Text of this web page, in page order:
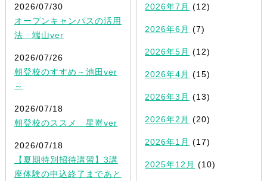
2026/07/30
オープンキャンパスの活用
法 端山ver
2026/07/26
朝登校のすすめ～池田ver
～
2026/07/18
朝登校のススメ 星嵜ver
2026/07/18
【夏期特別招待講習】3講
座体験の申込終了まであと
2026年7月 (12)
2026年6月 (7)
2026年5月 (12)
2026年4月 (15)
2026年3月 (13)
2026年2月 (20)
2026年1月 (17)
2025年12月 (10)